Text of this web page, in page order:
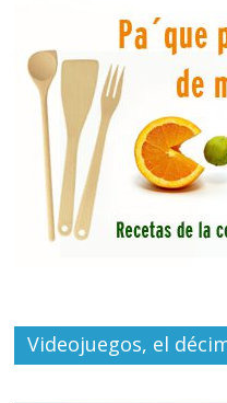
Videojuegos, el